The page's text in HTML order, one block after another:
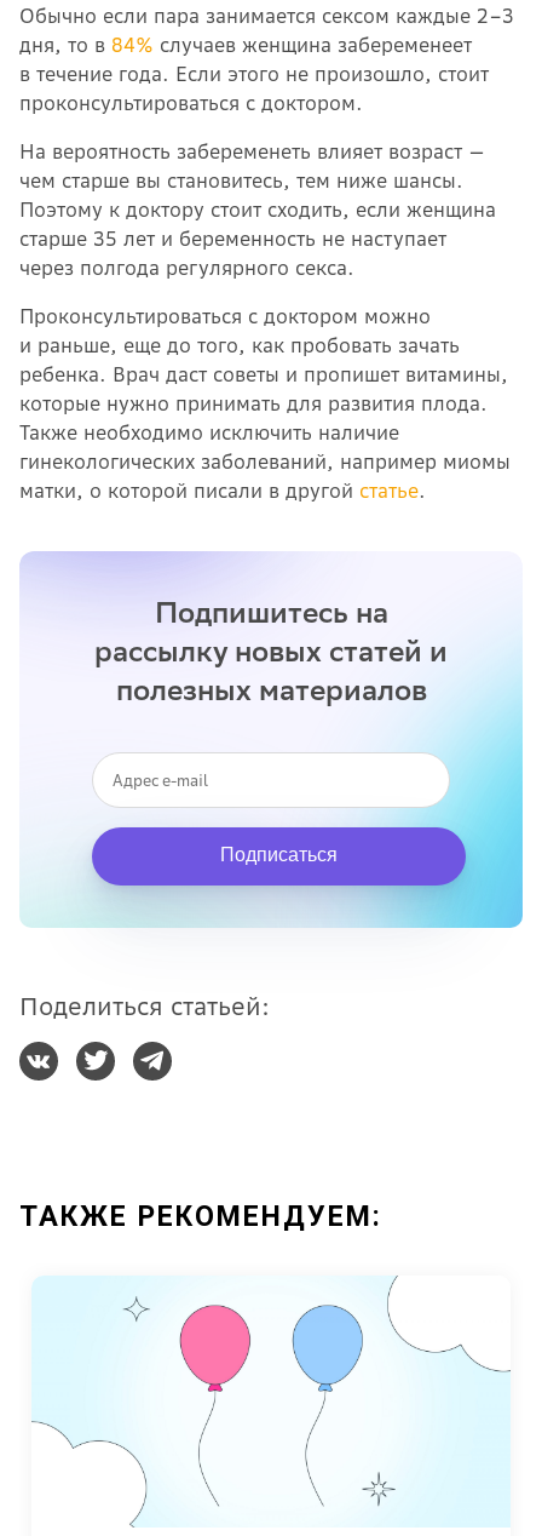
Обычно если пара занимается сексом каждые 2–3
дня, то в 84% случаев женщина забеременеет
в течение года. Если этого не произошло, стоит
проконсультироваться с доктором.
На вероятность забеременеть влияет возраст —
чем старше вы становитесь, тем ниже шансы.
Поэтому к доктору стоит сходить, если женщина
старше 35 лет и беременность не наступает
через полгода регулярного секса.
Проконсультироваться с доктором можно
и раньше, еще до того, как пробовать зачать
ребенка. Врач даст советы и пропишет витамины,
которые нужно принимать для развития плода.
Также необходимо исключить наличие
гинекологических заболеваний, например миомы
матки, о которой писали в другой статье.
Подпишитесь на
рассылку новых статей и
полезных материалов
Подписаться
Поделиться статьей:
ТАКЖЕ РЕКОМЕНДУЕМ: